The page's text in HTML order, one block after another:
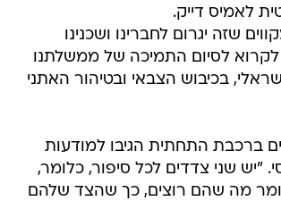
לאמיס דייק.
שזה יגרום לחברינו ושכנינו
לקרוא לסיום התמיכה של ממשלתנו
בכיבוש הצבאי ובטיהור האתני
ברכבת התחתית הגיבו למודעות
"יש שני צדדים לכל סיפור, כלומר,
מה שהם רוצים, כך שהצד שלהם